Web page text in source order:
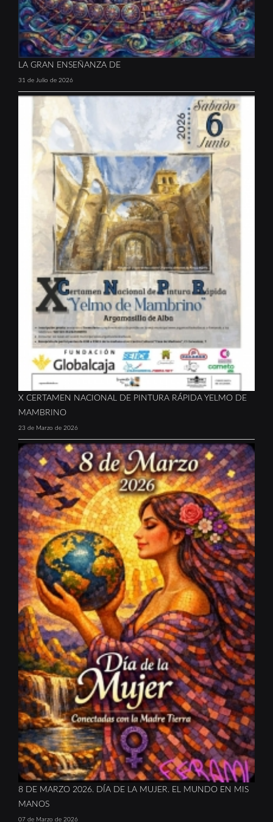
LA GRAN ENSEÑANZA DE
31 de Julio de 2026
X CERTAMEN NACIONAL DE PINTURA RÁPIDA YELMO DE
MAMBRINO
23 de Marzo de 2026
8 DE MARZO 2026. DÍA DE LA MUJER. EL MUNDO EN MIS
MANOS
07 de Marzo de 2026